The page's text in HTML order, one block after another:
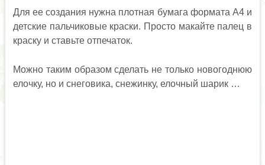
Для ее создания нужна плотная бумага формата А4 и
детские пальчиковые краски. Просто макайте палец в
краску и ставьте отпечаток.
Можно таким образом сделать не только новогоднюю
елочку, но и снеговика, снежинку, елочный шарик …